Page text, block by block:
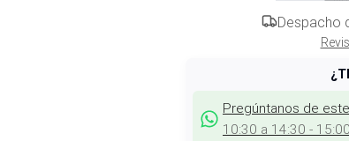
Despacho
Pregúntanos de
10:30 a 14:30 -